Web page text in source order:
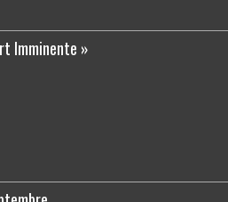
Imminente »